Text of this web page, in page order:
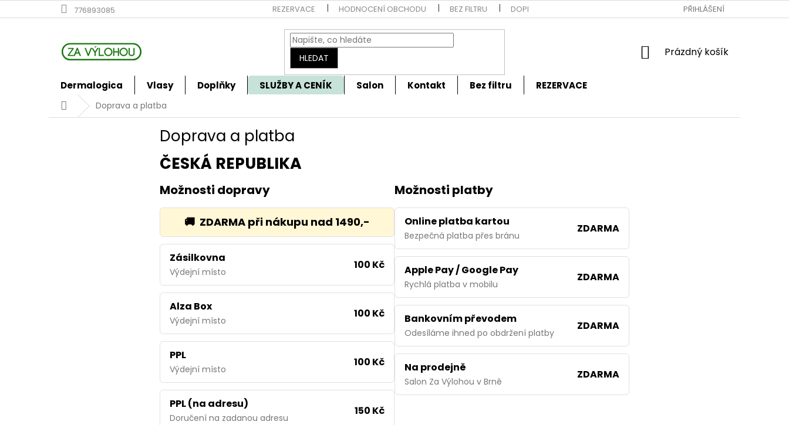
na
776893085 REZERVACE HODNOCENÍ OBCHODU BEZ FILTRU DOPRAVA A PLATBA OBCHODNÍ PODMÍNKY
PŘIHLÁŠENÍ
HLEDAT
NÁKUPNÍ
Prázdný košík
Dermalogica Vlasy Doplňky SLUŽBY A CENÍK Salon Kontakt Bez filtru REZERVACE
DomůDoprava a platba
Doprava a platba
ČESKÁ REPUBLIKA
Možnosti dopravy
🚚 ZDARMA při nákupu nad 1490,-
Zásilkovna
Výdejní místo
100 Kč
Alza Box
Výdejní místo
100 Kč
PPL
Výdejní místo
100 Kč
PPL (na adresu)
Doručení na zadanou adresu
150 Kč
Možnosti platby
Online platba kartou
Bezpečná platba přes bránu
ZDARMA
Apple Pay / Google Pay
Rychlá platba v mobilu
ZDARMA
Bankovním převodem
Odesíláme ihned po obdržení platby
ZDARMA
Na prodejně
Salon Za Výlohou v Brně
ZDARMA